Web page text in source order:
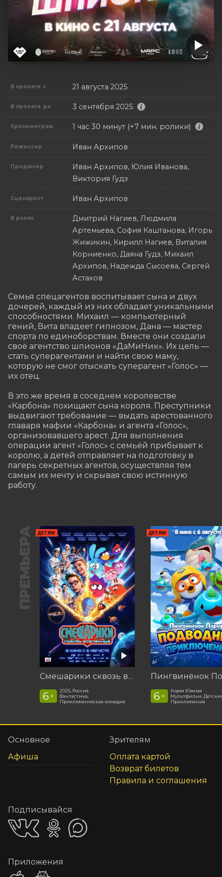
В прокате с 21 августа 2025
В прокате до 3 сентября 2025
Хронометраж 1 час 30 минут (+7 мин. ролики)
Режиссер Иван Архипов
Продюсер
Иван Архипов, Юлия Иванова,
Виктория Гудз
Сценарист Иван Архипов
В ролях
Дмитрий Нагиев, Людмила
Артемьева, София Каштанова, Игорь
Жижикин, Кирилл Нагиев, Виталия
Корниенко, Даяна Гудз, Михаил
Архипов, Надежда Сысоева, Сергей
Астахов
Семья спецагентов воспитывает сына и двух
дочерей, каждый из них обладает уникальными
способностями. Михаил — компьютерный
гений, Вита владеет гипнозом, Дана — мастер
спорта по единоборствам. Вместе они создали
своё агентство шпионов «ДаМиНик». Их цель —
стать суперагентами и найти свою маму,
которую не смог отыскать суперагент «Голос» —
их отец.
В это же время в соседнем королевстве
«Карбона» похищают сына короля. Преступники
выдвигают требование — выдать арестованного
главаря мафии «Карбона» и агента «Голос»,
организовавшего арест. Для выполнения
операции агент «Голос» с семьёй прибывает к
королю, а детей отправляет на подготовку в
лагерь секретных агентов, осуществляя тем
самым их мечту и скрывая свою истинную
работу.
ПРЕМЬЕРА ДЕТЯМ
Смешарики сквозь вселенные
6 +
2025, Россия
Фантастика,
Приключенческая комедия
ДЕТЯМ
6 +
Корея Южная
Мультфильм,
Приключения
Основное
Афиша
Зрителям
Оплата картой
Возврат билетов
Правила и соглашения
Подписывайся
Приложения